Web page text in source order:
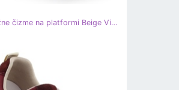
Ženske kožne čizme na platformi Beige Vinceza 95354 bež